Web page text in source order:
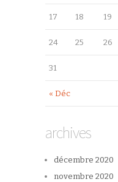
« Déc
17 18 19
24 25 26
31
archives
décembre 2020
novembre 2020